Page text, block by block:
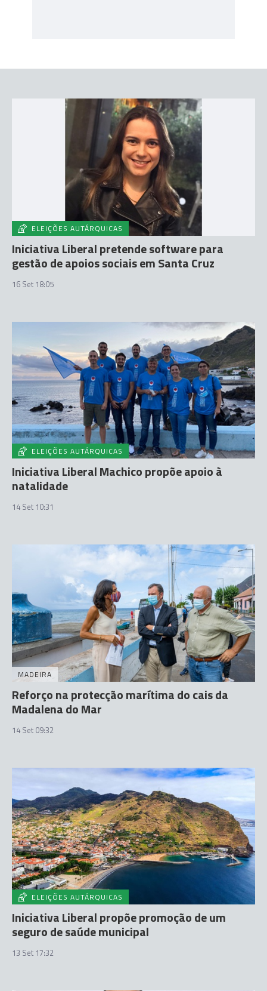
ELEIÇÕES AUTÁRQUICAS
Iniciativa Liberal pretende software para
gestão de apoios sociais em Santa Cruz
16 Set 18:05
ELEIÇÕES AUTÁRQUICAS
Iniciativa Liberal Machico propõe apoio à
natalidade
14 Set 10:31
MADEIRA
Reforço na protecção marítima do cais da
Madalena do Mar
14 Set 09:32
ELEIÇÕES AUTÁRQUICAS
Iniciativa Liberal propõe promoção de um
seguro de saúde municipal
13 Set 17:32